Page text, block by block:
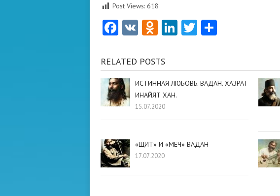
Post Views: 618
Facebook
VKOdnoklassniki
LinkedIn
TwitterОтправить
RELATED POSTS
ИСТИННАЯ ЛЮБОВЬ. ВАДАН. ХАЗРАТ
ИНАЙЯТ ХАН.
15.07.2020
«ЩИТ» И «МЕЧ» ВАДАН
17.07.2020